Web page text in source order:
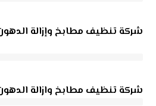
شركة تنظيف مطابخ وإزالة
شركة تنظيف مطابخ وازالة